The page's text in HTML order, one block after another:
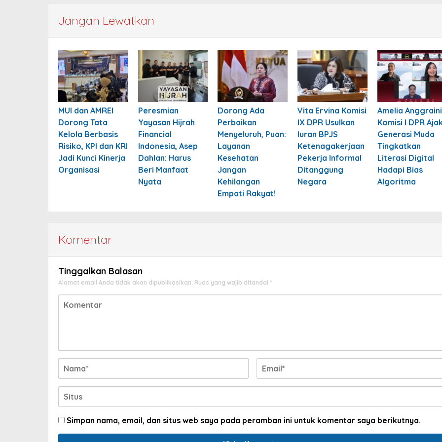
Jangan Lewatkan
MUI dan AMREI
Dorong Tata
Kelola Berbasis
Risiko, KPI dan KRI
Jadi Kunci Kinerja
Organisasi
Peresmian
Yayasan Hijrah
Financial
Indonesia, Asep
Dahlan: Harus
Beri Manfaat
Nyata
Dorong Ada
Perbaikan
Menyeluruh, Puan:
Layanan
Kesehatan
Jangan
Kehilangan
Empati Rakyat!
Vita Ervina Komisi
IX DPR Usulkan
Iuran BPJS
Ketenagakerjaan
Pekerja Informal
Ditanggung
Negara
Amelia Anggraini
Komisi I DPR
Generasi Muda
Tingkatkan
Literasi Digital
Hadapi Bias
Algoritma
Komentar
Tinggalkan Balasan
Alamat email Anda tidak akan dipublikasikan. Ruas yang wajib ditandai *
Simpan nama, email, dan situs web saya pada peramban ini untuk komentar saya berikutnya.